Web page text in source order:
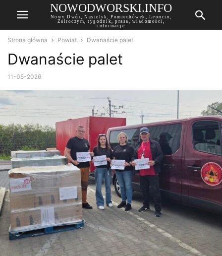
NOWODWORSKI.INFO
Nowy Dwór, Nasielsk, Pomiechówek, Leoncin,
Zalroczym, tygodnik, prasa, wiadomości,
informacje
Strona główna Powiat Dwanaście palet
Dwanaście palet
11-05-2026